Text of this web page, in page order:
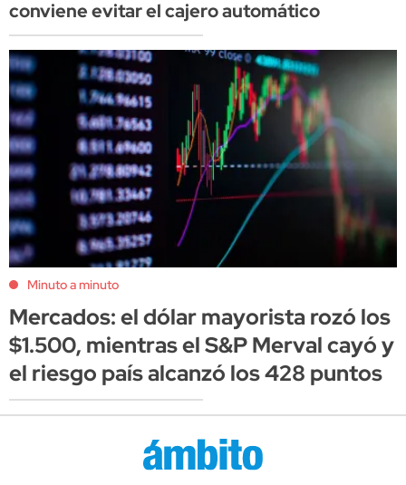
conviene evitar el cajero automático
Minuto a minuto
Mercados: el dólar mayorista rozó los
$1.500, mientras el S&P Merval cayó y
el riesgo país alcanzó los 428 puntos